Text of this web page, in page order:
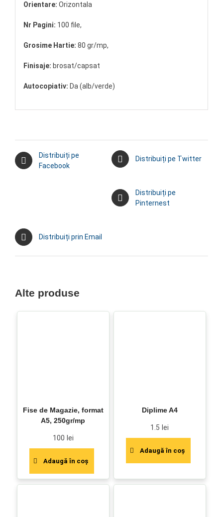
Orientare: Orizontala
Nr Pagini: 100 file,
Grosime Hartie: 80 gr/mp,
Finisaje: brosat/capsat
Autocopiativ: Da (alb/verde)
Distribuiți pe
Facebook
Distribuiți pe Twitter
Distribuiți pe
Pinternest
Distribuiți prin Email
Alte produse
Fise de Magazie, format
A5, 250gr/mp
100 lei
Adaugă în coș
Diplime A4
1.5 lei
Adaugă în coș